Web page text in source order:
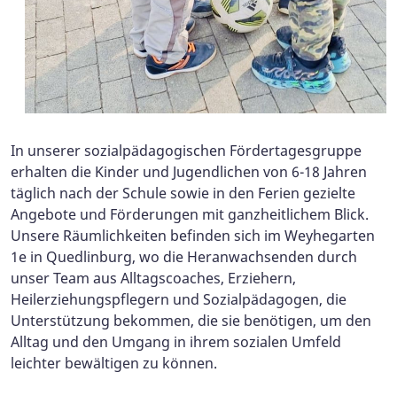
In unserer sozialpädagogischen Fördertagesgruppe
erhalten die Kinder und Jugendlichen von 6-18 Jahren
täglich nach der Schule sowie in den Ferien gezielte
Angebote und Förderungen mit ganzheitlichem Blick.
Unsere Räumlichkeiten befinden sich im Weyhegarten
1e in Quedlinburg, wo die Heranwachsenden durch
unser Team aus Alltagscoaches, Erziehern,
Heilerziehungspflegern und Sozialpädagogen, die
Unterstützung bekommen, die sie benötigen, um den
Alltag und den Umgang in ihrem sozialen Umfeld
leichter bewältigen zu können.